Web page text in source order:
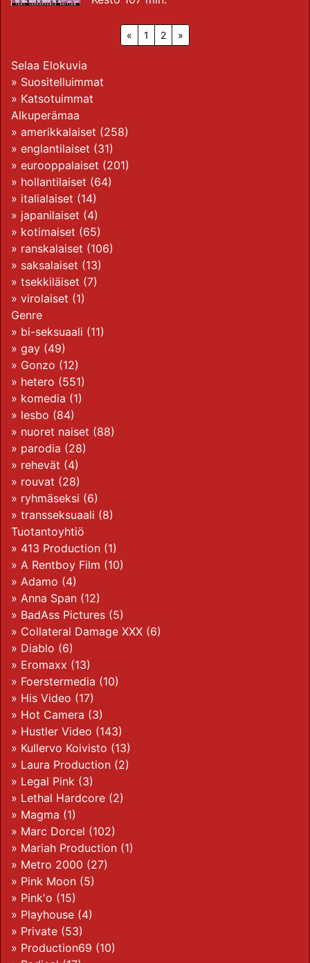
« 1 2 »
Selaa Elokuvia
» Suositelluimmat
» Katsotuimmat
Alkuperämaa
» amerikkalaiset (258)
» englantilaiset (31)
» eurooppalaiset (201)
» hollantilaiset (64)
» italialaiset (14)
» japanilaiset (4)
» kotimaiset (65)
» ranskalaiset (106)
» saksalaiset (13)
» tsekkiläiset (7)
» virolaiset (1)
Genre
» bi-seksuaali (11)
» gay (49)
» Gonzo (12)
» hetero (551)
» komedia (1)
» lesbo (84)
» nuoret naiset (88)
» parodia (28)
» rehevät (4)
» rouvat (28)
» ryhmäseksi (6)
» transseksuaali (8)
Tuotantoyhtiö
» 413 Production (1)
» A Rentboy Film (10)
» Adamo (4)
» Anna Span (12)
» BadAss Pictures (5)
» Collateral Damage XXX (6)
» Diablo (6)
» Eromaxx (13)
» Foerstermedia (10)
» His Video (17)
» Hot Camera (3)
» Hustler Video (143)
» Kullervo Koivisto (13)
» Laura Production (2)
» Legal Pink (3)
» Lethal Hardcore (2)
» Magma (1)
» Marc Dorcel (102)
» Mariah Production (1)
» Metro 2000 (27)
» Pink Moon (5)
» Pink'o (15)
» Playhouse (4)
» Private (53)
» Production69 (10)